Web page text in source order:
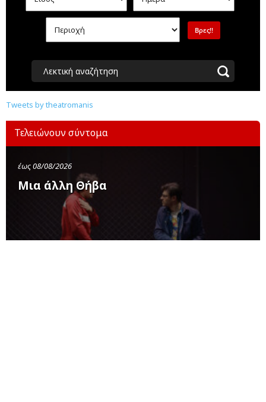
Λεκτική αναζήτηση
Tweets by theatromanis
Τελειώνουν σύντομα
έως 08/08/2026
Μια άλλη Θήβα